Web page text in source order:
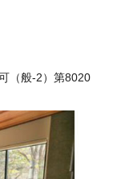
（般-2）第8020